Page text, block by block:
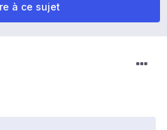
à ce sujet